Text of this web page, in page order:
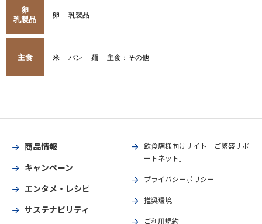
卵
乳製品
卵 乳製品
主食 米 パン 麺 主食：その他
商品情報
キャンペーン
エンタメ・レシピ
サステナビリティ
飲食店様向けサイト「ご繁盛サポ
ートネット」
プライバシーポリシー
推奨環境
ご利用規約